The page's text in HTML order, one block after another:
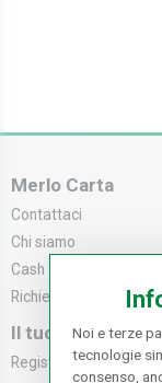
Merlo Carta
Contattaci
Chi siamo
Cash & Carry
Richiedi catalogo
Il tuo Account
Registrati
Noi e terze
tecnologie
consenso,